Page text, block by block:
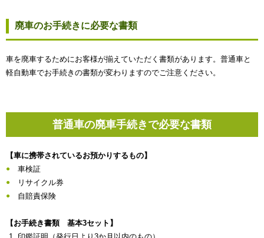
廃車のお手続きに必要な書類
車を廃車するためにお客様が揃えていただく書類があります。普通車と
軽自動車でお手続きの書類が変わりますのでご注意ください。
普通車の廃車手続きで必要な書類
【車に携帯されているお預かりするもの】
車検証
リサイクル券
自賠責保険
【お手続き書類 基本3セット】
印鑑証明（発行日より3か月以内のもの）